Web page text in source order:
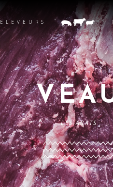
ELEVEURS
LES ABATS